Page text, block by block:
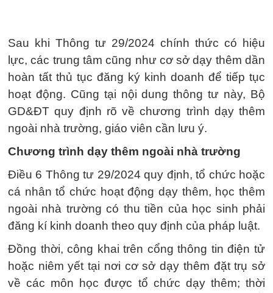
Sau khi Thông tư 29/2024 chính thức có hiệu
lực, các trung tâm cũng như cơ sở dạy thêm dần
hoàn tất thủ tục đăng ký kinh doanh để tiếp tục
hoạt động. Cũng tại nội dung thông tư này, Bộ
GD&ĐT quy định rõ về chương trình dạy thêm
ngoài nhà trường, giáo viên cần lưu ý.
Chương trình dạy thêm ngoài nhà trường
Điều 6 Thông tư 29/2024 quy định, tổ chức hoặc
cá nhân tổ chức hoạt động dạy thêm, học thêm
ngoài nhà trường có thu tiền của học sinh phải
đăng kí kinh doanh theo quy định của pháp luật.
Đồng thời, công khai trên cổng thông tin điện tử
hoặc niêm yết tại nơi cơ sở dạy thêm đặt trụ sở
về các môn học được tổ chức dạy thêm; thời